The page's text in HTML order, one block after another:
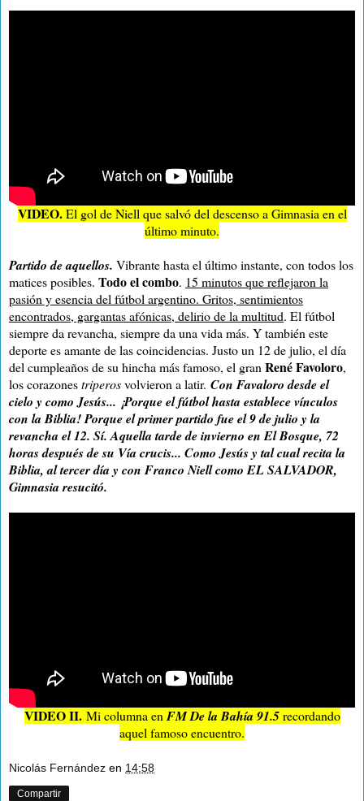
VIDEO.El gol de Niell que salvó del descenso a Gimnasia en el
último minuto.
Partido de aquellos. Vibrante hasta el último instante, con todos los
matices posibles. Todo el combo. 15 minutos que reflejaron la
pasión y esencia del fútbol argentino. Gritos, sentimientos
encontrados, gargantas afónicas, delirio de la multitud. El fútbol
siempre da revancha, siempre da una vida más. Y también este
deporte es amante de las coincidencias. Justo un 12 de julio, el día
del cumpleaños de su hincha más famoso, el gran René Favoloro,
los corazonestriperosvolvieron a latir. Con Favaloro desde el
cielo y como Jesús... ¡Porque el fútbol hasta establece vínculos
con la Biblia! Porque el primer partido fue el 9 de julio y la
revancha el 12. Sí. Aquella tarde de invierno en El Bosque, 72
horas después de su Vía crucis... Como Jesús y tal cual recita la
Biblia, al tercer día y con Franco Niell como EL SALVADOR,
Gimnasia resucitó.
VIDEO II. Mi columna en FM De la Bahía 91.5recordando
aquel famoso encuentro.
Nicolás Fernández en 14:58
Compartir